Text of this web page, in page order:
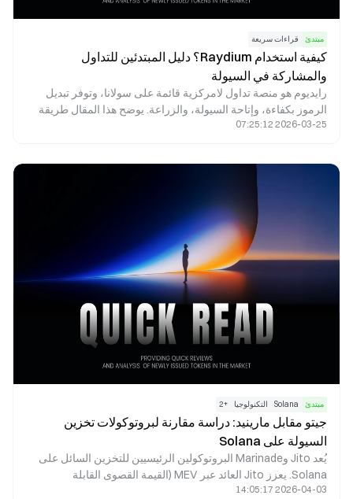
مبتدئ قراءات سريعة
كيفية استخدام Raydium؟ دليل المبتدئين للتداول
والمشاركة في السيولة
رايديوم هو منصة تداول لامركزية قائمة على سولانا، وتوفر تبديل
الرموز بكفاءة، وإتاحة السيولة، والزراعة. يوضح هذا المقال طريقة
استخدام رايديوم، ويعرض خطوات التداول، ويبرز أبرز الجوانب التي
2026-03-25 07:25:12
مبتدئ Solana التكنولوجيا +
2
جيتو مقابل مارينيد: دراسة مقارنة لبروتوكولات تخزين
السيولة على Solana
يُعد Jito وMarinade البروتوكولين الرئيسيين للتخزين السائل على
Solana. يعزز Jito العائد عبر MEV (القيمة القصوى القابلة
للاستخراج)، ويخدم المستخدمين الذين يبحثون عن عوائد مرتفعة.
2026-04-03 14:05:17